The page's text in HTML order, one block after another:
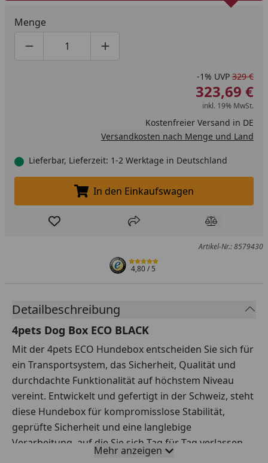
Menge
Produktmenge um eins verringern
Produktmenge manuell eingeben
Produktmenge um eins erhöhen
-1% UVP 329 €
323,69 €
inkl. 19% MwSt.
Kostenfreier Versand in DE
Versandkosten nach Menge und Land
Lieferbar, Lieferzeit: 1-2 Werktage in Deutschland
In den Einkaufswagen legen
In den Einkaufswagen
Produkt zur Wunschliste hinzufügen
Teilen Produkt
Artikel-Nr.: 8579430
4,80/ 5
Detailbeschreibung
4pets Dog Box ECO BLACK
Mit der 4pets ECO Hundebox entscheiden Sie sich für
ein Transportsystem, das Sicherheit, Qualität und
durchdachte Funktionalität auf höchstem Niveau
vereint. Entwickelt und gefertigt in der Schweiz, steht
diese Hundebox für kompromisslose Stabilität,
geprüfte Sicherheit und eine langlebige
Verarbeitung, auf die Sie sich Tag für Tag verlassen
können – ganz gleich, wohin die Reise mit Ihrem
Mehr anzeigen